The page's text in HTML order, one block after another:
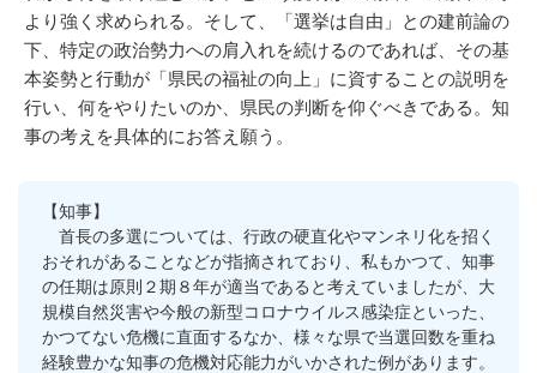
より強く求められる。そして、「選挙は自由」との建前論の
下、特定の政治勢力への肩入れを続けるのであれば、その基
本姿勢と行動が「県民の福祉の向上」に資することの説明を
行い、何をやりたいのか、県民の判断を仰ぐべきである。知
事の考えを具体的にお答え願う。
【知事】
首長の多選については、行政の硬直化やマンネリ化を招く
おそれがあることなどが指摘されており、私もかつて、知事
の任期は原則２期８年が適当であると考えていましたが、大
規模自然災害や今般の新型コロナウイルス感染症といった、
かつてない危機に直面するなか、様々な県で当選回数を重ね
経験豊かな知事の危機対応能力がいかされた例があります。